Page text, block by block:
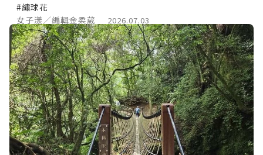
#繡球花
女子漾／編輯金柔葳
2026.07.03